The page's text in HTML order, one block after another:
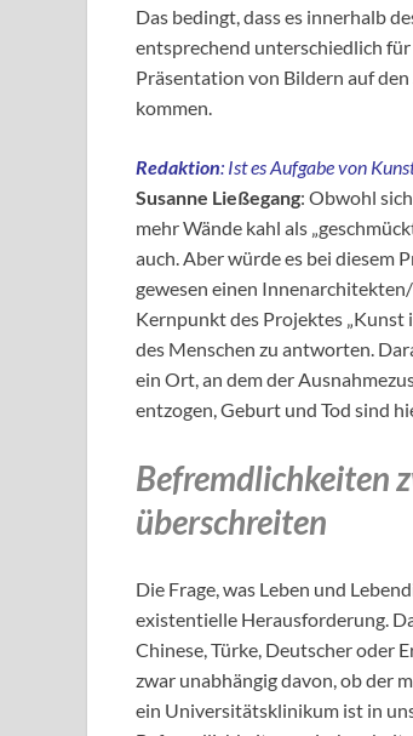
Das bedingt, dass es innerhalb
entsprechend unterschiedlich
Präsentation von Bildern auf
kommen.
Redaktion: Ist es Aufgabe von
Susanne Ließegang: Obwohl
mehr Wände kahl als
auch. Aber würde es bei diesem
gewesen einen
Kernpunkt des Projektes „Kunst
des Menschen zu antworten.
ein Ort, an dem der
entzogen, Geburt und Tod sind
Befremdlichkeiten
überschreiten
Die Frage, was Leben und
existentielle Herausforderung.
Chinese, Türke, Deutscher oder
zwar unabhängig davon, ob der
ein Universitätsklinikum ist in